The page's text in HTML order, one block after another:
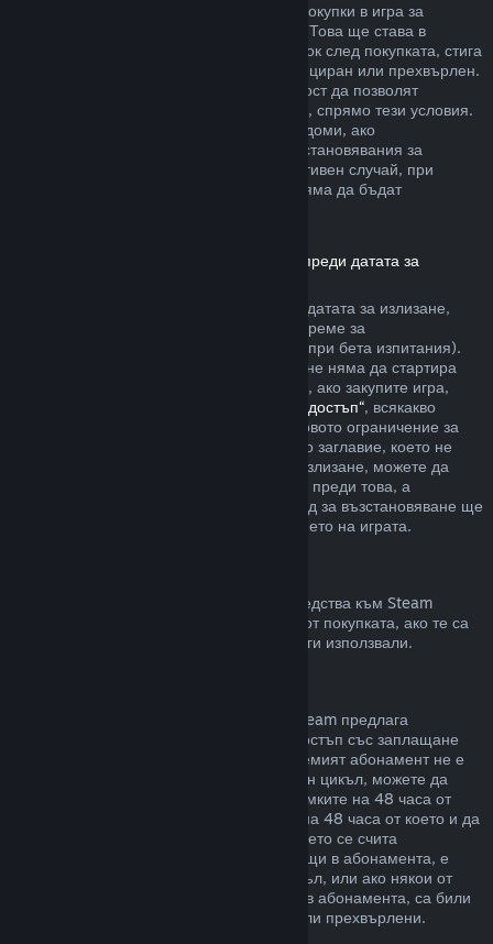
Steam ще предлага възстановяване на покупки в игра за
всякакви заглавия разработени от Valve. Това ще става в
рамките на четиридесет и осем часов срок след покупката, стига
артикула да не е бил използван, модифициран или прехвърлен.
Другите разработчици ще имат възможност да позволят
възстановявания за артикули в игрите си, спрямо тези условия.
По време на покупката Steam ще Ви уведоми, ако
разработчикът е решил да предлага възстановявания за
артикула в играта, който купувате. В противен случай, при
покупките в игри, които не са на Valve, няма да бъдат
Възстановявания за заглавия, закупени преди датата за
Когато закупите заглавие в Steam преди датата за излизане,
двучасовото ограничение на игралното време за
възстановяване ще е приложимо (освен при бета изпитания).
Но 14-дневният период за възстановяване няма да стартира
преди датата за излизане. Ето например, ако закупите игра,
„Разширен достъп“, всякакво
игрално време ще се отчита към двучасовото ограничение за
възстановяване. Ако предплатите дадено заглавие, което не
може да бъде пускано преди датата за излизане, можете да
изискате възстановяване по всяко време преди това, а
стандартният 14-дневен/двучасов период за възстановяване ще
се прилага, считано от датата за излизането на играта.
Може да изискате възстановяване на средства към Steam
портфейл в четиринадесет дневен срок от покупката, ако те са
били закупени в Steam и все още не сте ги използвали.
За някои видове съдържание и услуги Steam предлага
периодичен (напр. месечен, годишен) достъп със заплащане
чрез повтарящо таксуване. Ако подновяемият абонамент не е
използван по време на текущия платежен цикъл, можете да
поискате възстановяване на цената в рамките на 48 часа от
първоначалната покупка или в рамките на 48 часа от което и да
е автоматично подновяване. Съдържанието се счита
използвано, ако някоя от игрите, попадащи в абонамента, е
била играна през текущия платежен цикъл, или ако някои от
привилегиите или отстъпките, включени в абонамента, са били
използвани, изразходвани, променени или прехвърлени.